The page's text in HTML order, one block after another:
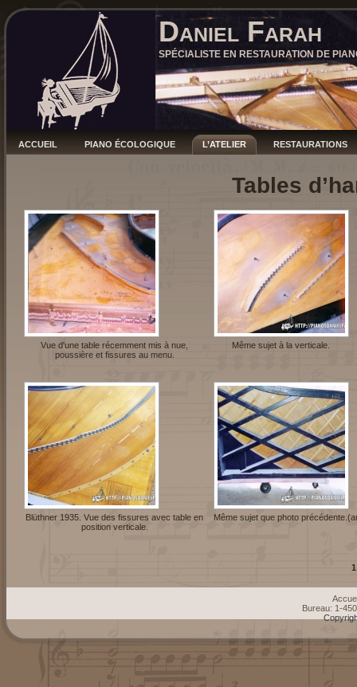
Daniel Farah
SPÉCIALISTE EN RESTAURATION DE
ACCUEIL PIANO ÉCOLOGIQUE L’ATELIER RESTAURATIONS
Tables
Vue d'une table récemment mis à nue,
poussière et fissures au menu.
Même sujet à la verticale.
Blüthner 1935. Vue des fissures avec table en
position verticale.
Même sujet que photo
1
Bureau: 1-